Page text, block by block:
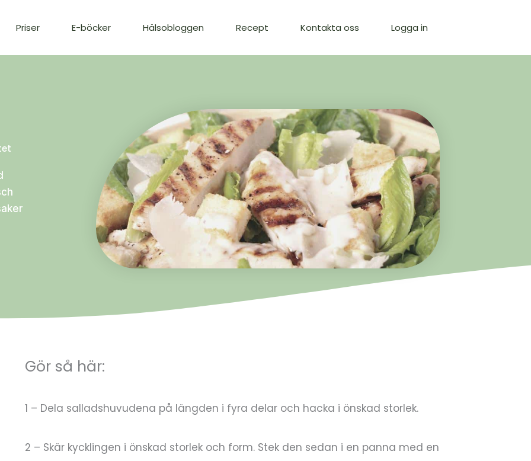
Priser E-böcker Hälsobloggen Recept Kontakta oss Logga in
Gör så här:
1 – Dela salladshuvudena på längden i fyra delar och hacka i önskad storlek.
2 – Skär kycklingen i önskad storlek och form. Stek den sedan i en panna med en